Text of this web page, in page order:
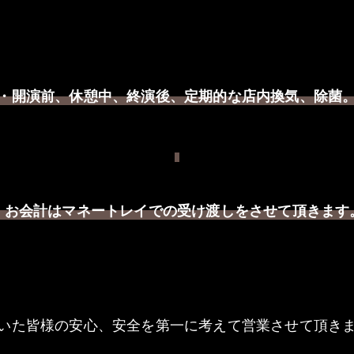
開演前、休憩中、終演後、定期的な店内換気、除菌
お会計はマネートレイでの受け渡しをさせて頂きます
た皆様の安心、安全を第一に考えて営業させて頂き